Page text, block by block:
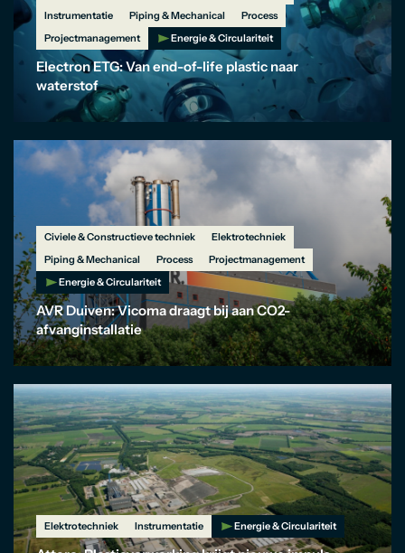
Instrumentatie
Piping & Mechanical
Process
Projectmanagement
Energie & Circulariteit
Electron ETG: Van end-of-life plastic naar
waterstof
Civiele & Constructieve techniek
Elektrotechniek
Piping & Mechanical
Process
Projectmanagement
Energie & Circulariteit
AVR Duiven: Vicoma draagt bij aan CO2-
afvanginstallatie
Elektrotechniek Instrumentatie Energie & Circulariteit